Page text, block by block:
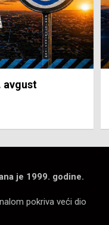
avgust
je 1999. godine.
pokriva veći dio